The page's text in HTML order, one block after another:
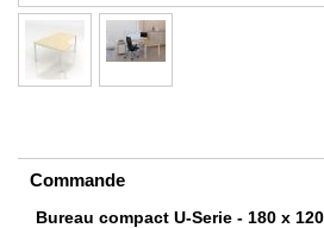
Commande
Bureau compact U-Serie - 180 x